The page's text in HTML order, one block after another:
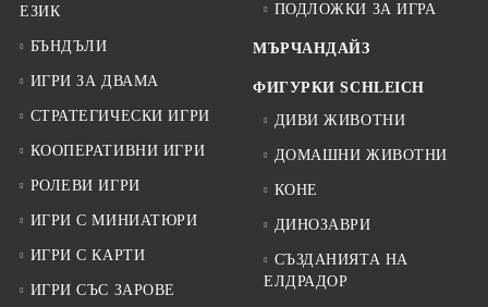
ЕЗИК
БЪНДЪЛИ
ИГРИ ЗА ДВАМА
СТРАТЕГИЧЕСКИ ИГРИ
КООПЕРАТИВНИ ИГРИ
РОЛЕВИ ИГРИ
ИГРИ С МИНИАТЮРИ
ИГРИ С КАРТИ
ИГРИ СЪС ЗАРОВЕ
ПОДЛОЖКИ ЗА ИГРА
МЪРЧАНДАЙЗ
ФИГУРКИ SCHLEICH
ДИВИ ЖИВОТНИ
ДОМАШНИ ЖИВОТНИ
КОНЕ
ДИНОЗАВРИ
СЪЗДАНИЯТА НА
ЕЛДРАДОР